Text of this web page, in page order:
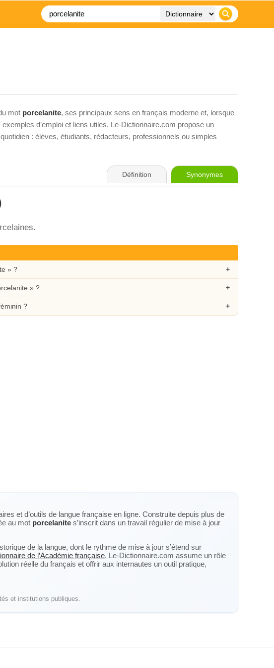
mot porcelanite, ses principaux sens en français moderne et, lorsque
d’emploi et liens utiles. Le-Dictionnaire.com propose un
: élèves, étudiants, rédacteurs, professionnels ou simples
Définition Synonymes
» ?
» ?
?
et d’outils de langue française en ligne. Construite depuis plus de
au mot porcelanite s’inscrit dans un travail régulier de mise à jour
de la langue, dont le rythme de mise à jour s’étend sur
de l’Académie française. Le-Dictionnaire.com assume un rôle
réelle du français et offrir aux internautes un outil pratique,
et institutions publiques.